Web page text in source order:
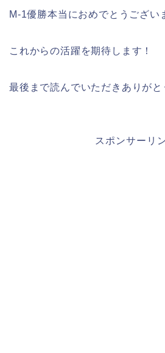
M-1優勝本当におめでとうござい
これからの活躍を期待します！
最後まで読んでいただきありがと
スポンサーリ